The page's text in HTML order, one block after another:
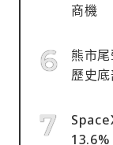
商機
熊市
歷史
13.6%